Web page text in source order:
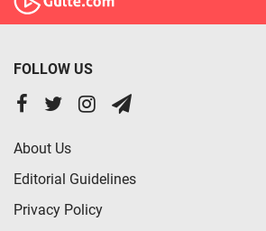
FOLLOW US
About Us
Editorial Guidelines
Privacy Policy